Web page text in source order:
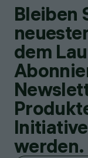
Bleiben
dem
werden.